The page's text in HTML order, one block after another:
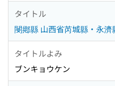
タイトル
閿鄕縣 山西省芮城縣・永
タイトルよみ
ブンキョウケン